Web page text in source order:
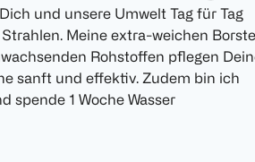
und unsere Umwelt Tag für Tag
Meine extra-weichen
Rohstoffen pflegen
sanft und effektiv. Zudem bin ich
spende 1 Woche Wasser